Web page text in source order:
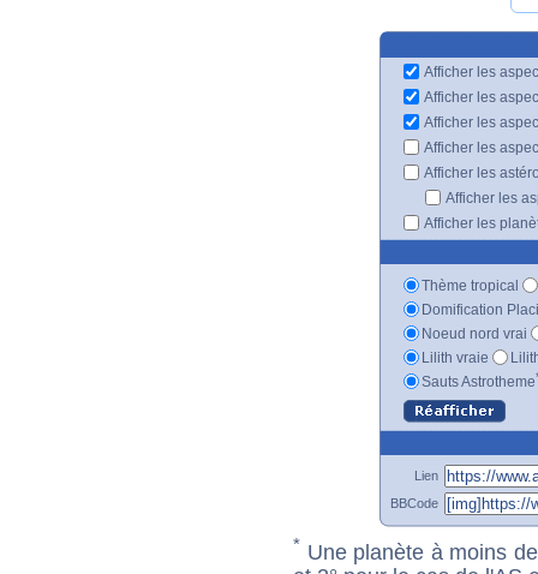
Afficher les
Afficher les
Afficher les
Afficher les
Afficher les
Afficher les
Afficher les
Thème tropical
Domification
Noeud nord vrai
Lilith vraie
Sauts Astrotheme
Lien
BBCode
* Une planète à moins